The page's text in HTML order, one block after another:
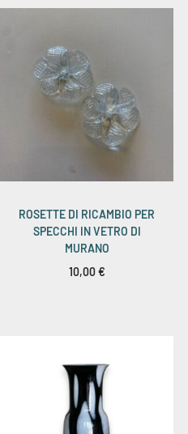
ROSETTE DI RICAMBIO PER
SPECCHI IN VETRO DI
MURANO
10,00€